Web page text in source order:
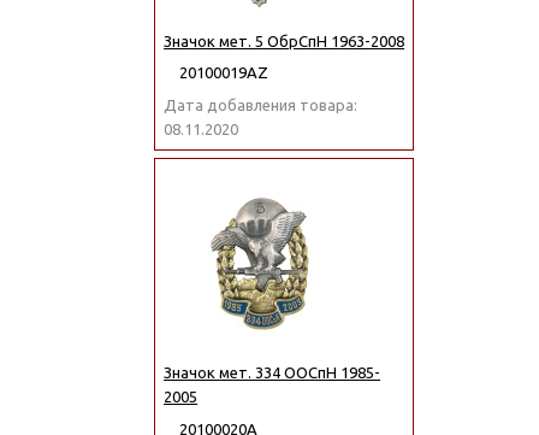
Значок мет. 5 ОбрСпН 1963-2008
20100019АZ
Дата добавления товара:
08.11.2020
Значок мет. 334 ООСпН 1985-
2005
20100020А